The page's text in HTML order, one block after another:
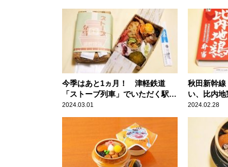
今季はあと1ヵ月！ 津軽鉄道
「ストーブ列車」でいただく駅弁
とは？
2024.03.01
秋田新幹
い、比内
2024.02.28